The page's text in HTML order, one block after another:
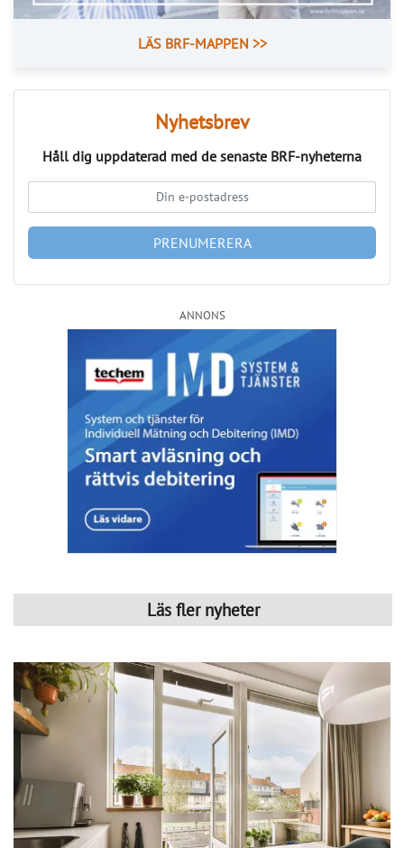
Publicerad : 7 aug. 2026, 08:19
Kommentarer till Svensk
Mäklarstatistik
Få full koll på bostadsmarknaden – sex
mäklarfirmor delar med sig av sina spaningar.
Vårens svårsålda bostäder skapar
Bostadsrätter backar tillfälligt medan villor står
Svensk Fastighetsförmedling: Semesterlugnet dämpade
bostadsrättspriserna
SkandiaMäklarna: Bostadsmarknaden tudelas
Erik Olsson Fastighetsförmedling: Avtrubbad oro stärker
marknadspsykologin
Företagsinformation
Svensk Mäklarstatistik AB - Svensk
Mäklarstatistik AB - Solna